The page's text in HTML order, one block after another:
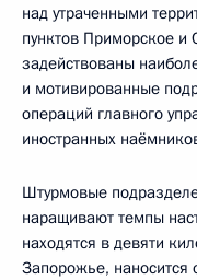
над утраченными
пунктов Приморское и
задействованы
и мотивированные
операций главного
иностранных
Штурмовые
наращивают темпы
находятся в девяти
Запорожье,